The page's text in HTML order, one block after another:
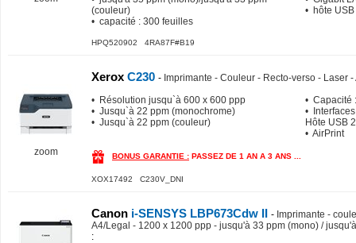
(couleur)
• capacité : 300 feuilles
• hôte
HPQ520902 4RA87F#B19
zoom
Xerox C230 - Imprimante - Couleur - Recto-verso - Laser
• Résolution jusqu`à 600 x 600 ppp
• Jusqu`à 22 ppm (monochrome)
• Jusqu`à 22 ppm (couleur)
• Capacité
•
Hôte USB
• AirPrint
BONUS GARANTIE : PASSEZ DE 1 AN A 3 ANS ...
XOX17492 C230V_DNI
Canon i-SENSYS LBP673Cdw II - Imprimante -
A4/Legal - 1200 x 1200 ppp - jusqu'à 33 ppm (mono) /
: